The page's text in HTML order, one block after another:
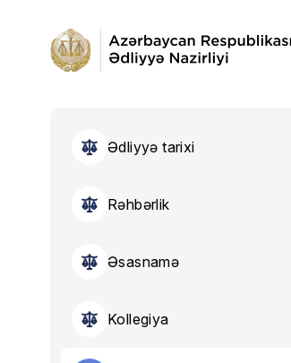
Ədliyyə tarixi
Rəhbərlik
Əsasnamə
Kollegiya